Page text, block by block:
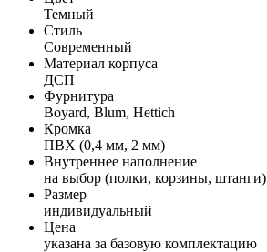
Темный
Стиль
Современный
Материал корпуса
ДСП
Фурнитура
Boyard, Blum, Hettich
Кромка
ПВХ (0,4 мм, 2 мм)
Внутреннее наполнение
на выбор (полки, корзины, штанги)
Размер
индивидуальный
Цена
указана за базовую комплектацию